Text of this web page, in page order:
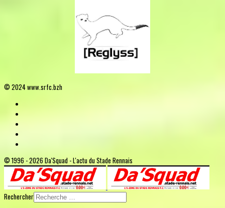
© 2024 www.srfc.bzh
© 1996 - 2026 Da'Squad - L'actu du Stade Rennais
Rechercher